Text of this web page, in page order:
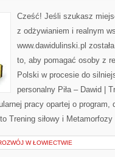
Cześć! Jeśli szukasz
z odżywianiem i realnym
www.dawidulinski.pl
to, aby pomagać osoby z
Polski w procesie do
personalny Piła – Dawid |
pracy opartej o program,
Trening siłowy i
W ŁOWIECTWIE